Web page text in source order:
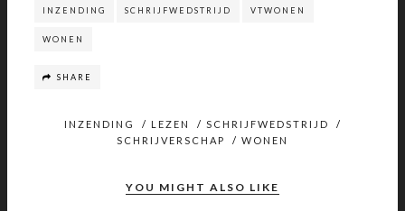
INZENDING SCHRIJFWEDSTRIJD VTWONEN
WONEN
SHARE
INZENDING / LEZEN / SCHRIJFWEDSTRIJD
/
SCHRIJVERSCHAP
/ WONEN
YOU MIGHT ALSO LIKE